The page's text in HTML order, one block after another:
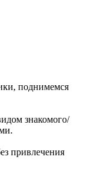
поднимемся
знакомого/
привлечения